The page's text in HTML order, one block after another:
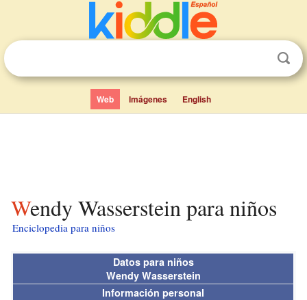
Web Imágenes English
Wendy Wasserstein para niños
Enciclopedia para niños
Datos para niños
Wendy Wasserstein
Información personal